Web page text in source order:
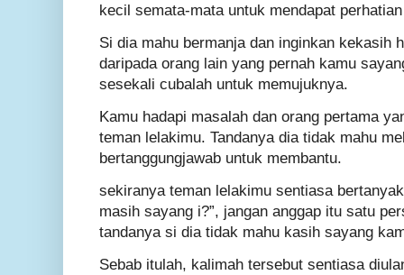
kecil semata-mata untuk mendapat
Si dia mahu bermanja dan inginkan kekasih
daripada orang lain yang pernah kamu
sesekali cubalah untuk memujuknya.
Kamu hadapi masalah dan orang pertama
teman lelakimu. Tandanya dia tidak mahu
bertanggungjawab untuk membantu.
sekiranya teman lelakimu sentiasa
masih sayang i?”, jangan anggap itu satu
tandanya si dia tidak mahu kasih sayang
Sebab itulah, kalimah tersebut sentiasa